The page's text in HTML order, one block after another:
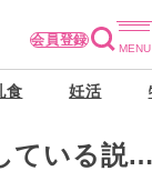
会員登録
食 妊活
ている説